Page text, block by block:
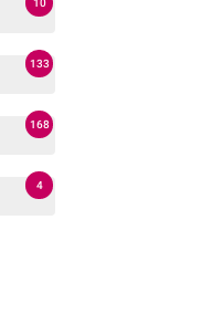
10
133
168
4